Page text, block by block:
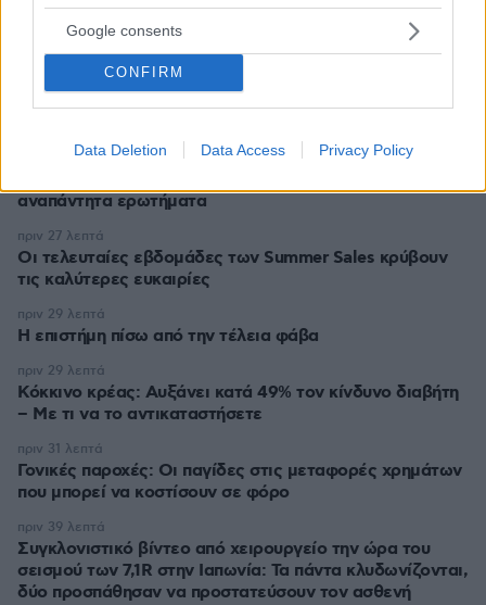
Google consents
CONFIRM
Data Deletion Data Access Privacy Policy
υπέρτασης
Ιός Δυτικού Νείλου: Μάχη του ΕΚΕΑ για να μην χαθούν
πριν 21 λεπτά
Σήμερα η απολογία του 55χρονου που έκρυβε τον
αναπάντητα ερωτήματα
Οι τελευταίες εβδομάδες των Summer Sales κρύβουν
τις καλύτερες ευκαιρίες
πριν 27 λεπτά
Η επιστήμη πίσω από την τέλεια φάβα
πριν 29 λεπτά
Κόκκινο κρέας: Αυξάνει κατά 49% τον κίνδυνο διαβήτη
– Με τι να το αντικαταστήσετε
πριν 29 λεπτά
Γονικές παροχές: Οι παγίδες στις μεταφορές χρημάτων
που μπορεί να κοστίσουν σε φόρο
πριν 31 λεπτά
Συγκλονιστικό βίντεο από χειρουργείο την ώρα του
σεισμού των 7,1R στην Ιαπωνία: Τα πάντα κλυδωνίζονται,
δύο προσπάθησαν να προστατεύσουν τον ασθενή
πριν 39 λεπτά